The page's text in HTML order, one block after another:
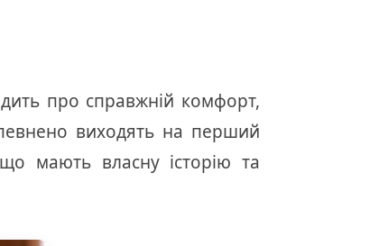
про справжній комфорт,
виходять на перший
мають власну історію та